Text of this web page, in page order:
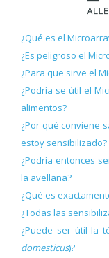
¿Qué es el
¿Es peligroso el
¿Para que sirve el
¿Podría se útil el
alimentos?
¿Por qué conviene
estoy sensibilizado?
¿Podría entonces
la avellana?
¿Qué es
¿Todas las
¿Puede ser útil la
domesticus)?